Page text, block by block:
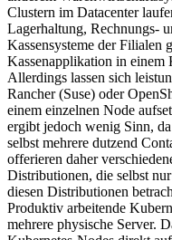
Clustern im Datacenter
Lagerhaltung, Rechnungs-
Kassensysteme der Filialen
Kassenapplikation in einem
Allerdings lassen sich
Rancher (Suse) oder
einem einzelnen Node
ergibt jedoch wenig Sinn,
selbst mehrere dutzend
offerieren daher
Distributionen, die selbst
diesen Distributionen
Produktiv arbeitende
mehrere physische Server.